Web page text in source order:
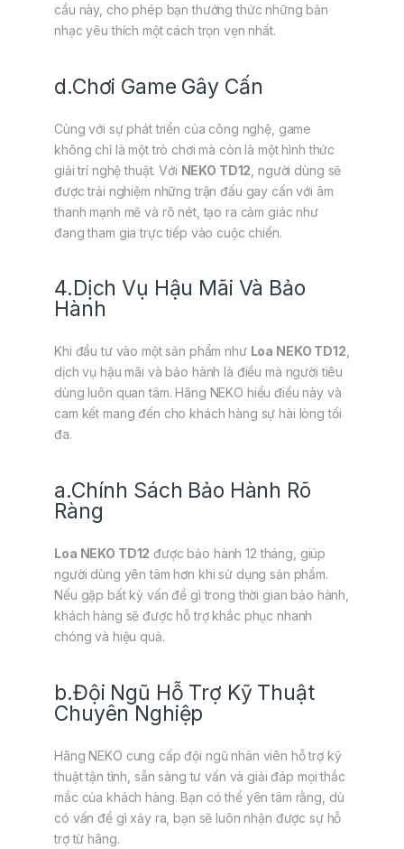
cầu này, cho phép bạn thưởng thức những bản
nhạc yêu thích một cách trọn vẹn nhất.
d.Chơi Game Gây Cấn
Cùng với sự phát triển của công nghệ, game
không chỉ là một trò chơi mà còn là một hình thức
giải trí nghệ thuật. Với NEKO TD12 , người dùng sẽ
được trải nghiệm những trận đấu gay cấn với âm
thanh mạnh mẽ và rõ nét, tạo ra cảm giác như
đang tham gia trực tiếp vào cuộc chiến.
4.Dịch Vụ Hậu Mãi Và Bảo
Hành
Khi đầu tư vào một sản phẩm như Loa NEKO TD12,
dịch vụ hậu mãi và bảo hành là điều mà người tiêu
dùng luôn quan tâm. Hãng NEKO hiểu điều này và
cam kết mang đến cho khách hàng sự hài lòng tối
đa.
a.Chính Sách Bảo Hành Rõ
Ràng
Loa NEKO TD12 được bảo hành 12 tháng, giúp
người dùng yên tâm hơn khi sử dụng sản phẩm.
Nếu gặp bất kỳ vấn đề gì trong thời gian bảo hành,
khách hàng sẽ được hỗ trợ khắc phục nhanh
chóng và hiệu quả.
b.Đội Ngũ Hỗ Trợ Kỹ Thuật
Chuyên Nghiệp
Hãng NEKO cung cấp đội ngũ nhân viên hỗ trợ kỹ
thuật tận tình, sẵn sàng tư vấn và giải đáp mọi thắc
mắc của khách hàng. Bạn có thể yên tâm rằng, dù
có vấn đề gì xảy ra, bạn sẽ luôn nhận được sự hỗ
trợ từ hãng.